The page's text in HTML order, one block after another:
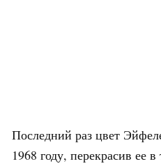
Последний раз цвет
1968 году, перекрасив ее